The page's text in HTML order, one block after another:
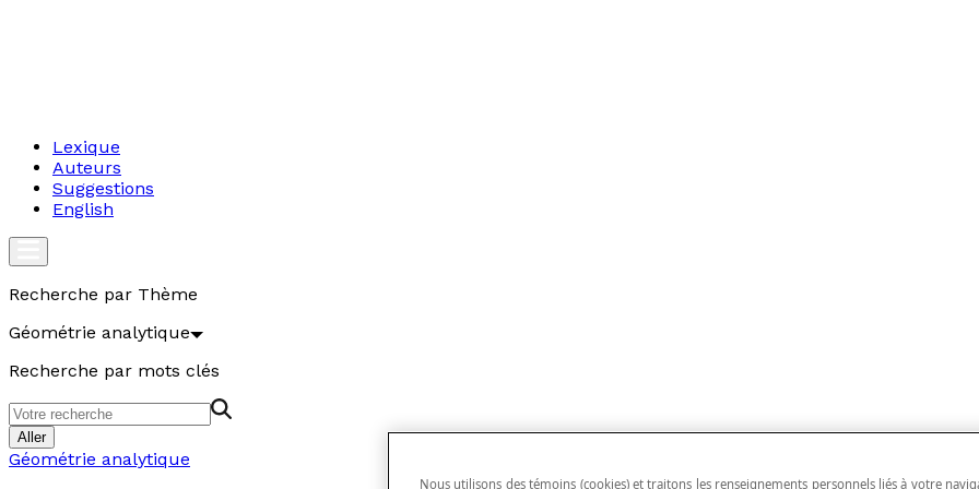
Lexique
Auteurs
Suggestions
English
Recherche par Thème
Géométrie analytique
Recherche par mots clés
Aller
Géométrie analytique
Nous utilisons des témoins (cookies) et traitons les renseignements personnels liés à votre